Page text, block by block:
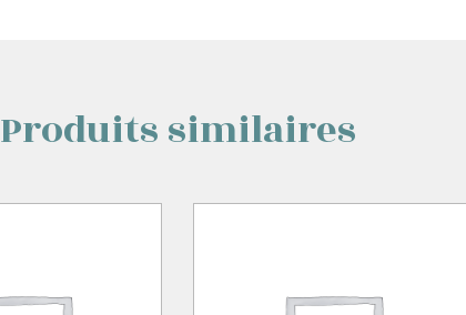
Produits similaires